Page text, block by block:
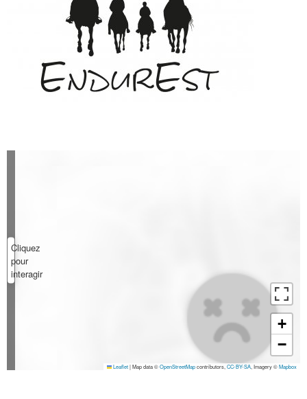
Cliquez
pour
interagir
+
−
Leaflet|Map data ©OpenStreetMapcontributors, CC-BY-SA , Imagery ©Mapbox